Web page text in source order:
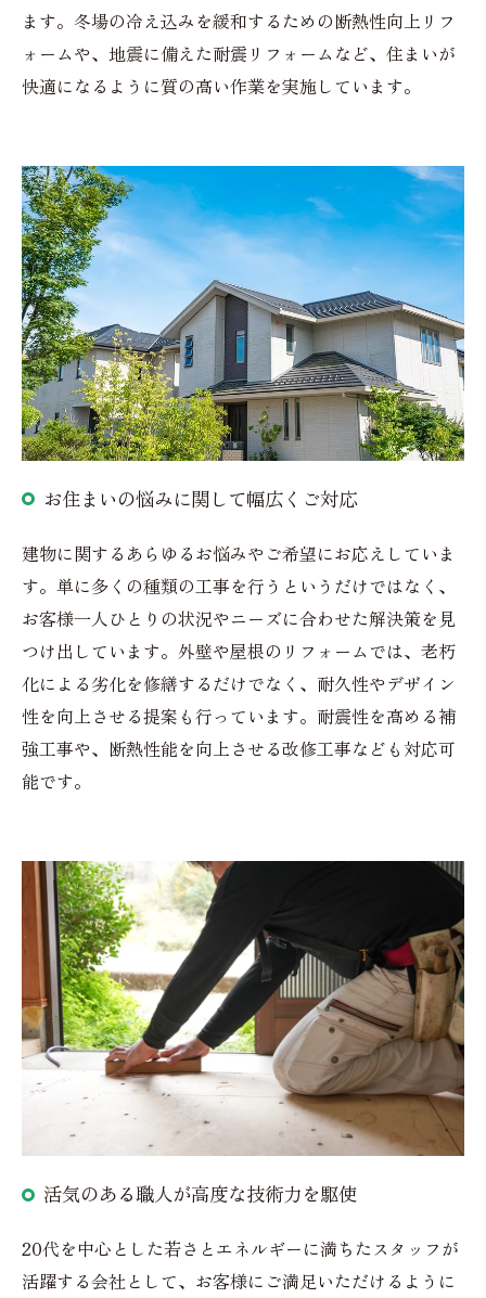
ます。冬場の冷え込みを緩和するための断熱性向上リフ
ォームや、地震に備えた耐震リフォームなど、住まいが
快適になるように質の高い作業を実施しています。
お住まいの悩みに関して幅広くご対応
建物に関するあらゆるお悩みやご希望にお応えしていま
す。単に多くの種類の工事を行うというだけではなく、
お客様一人ひとりの状況やニーズに合わせた解決策を見
つけ出しています。外壁や屋根のリフォームでは、老朽
化による劣化を修繕するだけでなく、耐久性やデザイン
性を向上させる提案も行っています。耐震性を高める補
強工事や、断熱性能を向上させる改修工事なども対応可
能です。
活気のある職人が高度な技術力を駆使
20代を中心とした若さとエネルギーに満ちたスタッフが
活躍する会社として、お客様にご満足いただけるように